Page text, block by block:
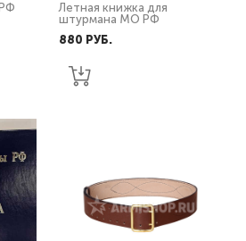
Летная книжка для
штурмана МО РФ
880 PУБ.